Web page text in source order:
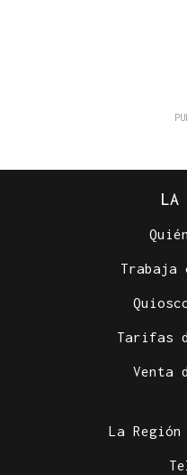
LA
Trabaja
Tarifas
Venta
La